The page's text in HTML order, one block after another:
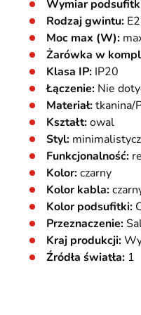
Wymiar
Rodzaj gwintu:
Moc max (W):
Żarówka w
Klasa IP: IP20
Łączenie: Nie
Materiał:tkanina/
Kształt:owal
Styl:
Funkcjonalność:
Kolor:czarny
Kolor kabla:
Kolor podsufitki:
Przeznaczenie:
Kraj produkcji:
Źródła światła: 1